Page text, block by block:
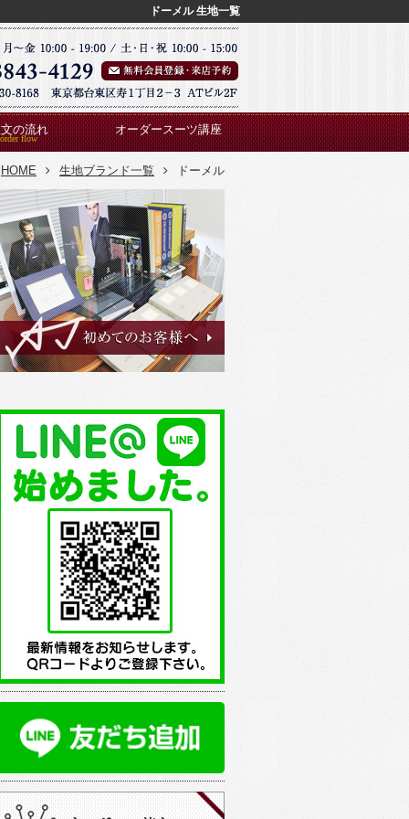
ドーメル 生地一覧
の流れ オーダースーツ講座
HOME 生地ブランド一覧 ドーメル